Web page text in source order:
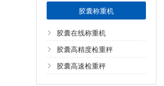
胶囊称重机
胶囊在线称重机
胶囊高精度检重秤
胶囊高速检重秤